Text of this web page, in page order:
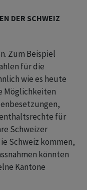
DER SCHWEIZ
Zum Beispiel
für die
wie es heute
Möglichkeiten
für
Schweizer
Schweiz kommen,
könnten
Kantone